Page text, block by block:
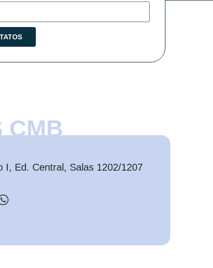
CMB
I, Ed. Central, Salas 1202/1207